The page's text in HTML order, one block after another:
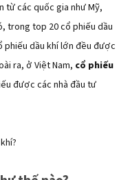
từ các quốc gia như Mỹ,
trong top 20 cổ phiếu dầu
phiếu dầu khí lớn đều được
ra, ở Việt Nam, cổ phiếu
được các nhà đầu tư